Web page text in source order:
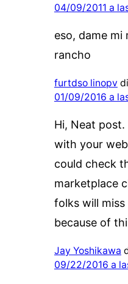
04/09/2011 a
eso, dame mi
rancho
furtdso linopv
01/09/2016 a
Hi, Neat post.
with your
could check
marketplace
folks will
because of
Jay Yoshikawa
09/22/2016 a